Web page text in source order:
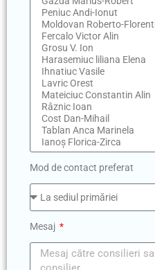
Mod de contact preferat
Mesaj